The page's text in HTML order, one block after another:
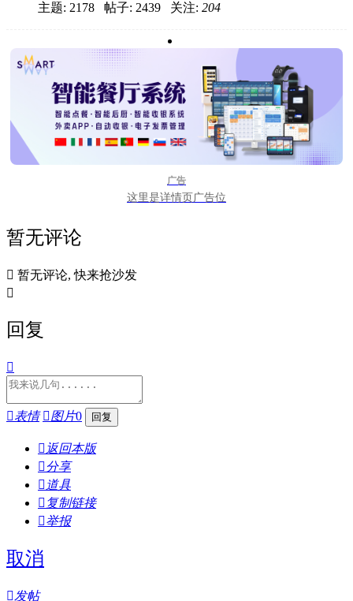
主题: 2178 帖子: 2439 关注: 204
广告
这里是详情页广告位
暂无评论
 暂无评论, 快来抢沙发

回复

表情 图片0
 返回本版
分享
 道具
 复制链接
举报
取消
发帖